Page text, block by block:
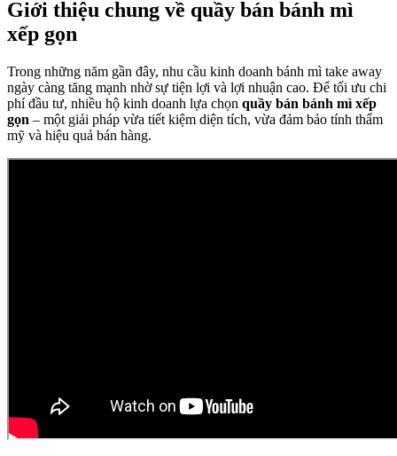
Giới thiệu chung về quầy bán bánh mì
xếp gọn
Trong những năm gần đây, nhu cầu kinh doanh bánh mì take away
ngày càng tăng mạnh nhờ sự tiện lợi và lợi nhuận cao. Để tối ưu chi
phí đầu tư, nhiều hộ kinh doanh lựa chọn quầy bán bánh mì xếp
gọn – một giải pháp vừa tiết kiệm diện tích, vừa đảm bảo tính thẩm
mỹ và hiệu quả bán hàng.